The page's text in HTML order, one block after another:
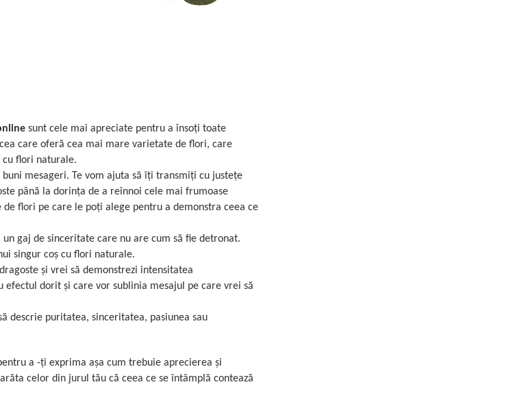
sunt cele mai apreciate pentru a însoți toate
care oferă cea mai mare varietate de flori, care
flori naturale.
mesageri. Te vom ajuta să îți transmiți cu justețe
până la dorința de a reînnoi cele mai frumoase
flori pe care le poți alege pentru a demonstra ceea ce
gaj de sinceritate care nu are cum să fie detronat.
singur coș cu flori naturale.
și vrei să demonstrezi intensitatea
dorit și care vor sublinia mesajul pe care vrei să
descrie puritatea, sinceritatea, pasiunea sau
a -ți exprima așa cum trebuie aprecierea și
celor din jurul tău că ceea ce se întâmplă contează